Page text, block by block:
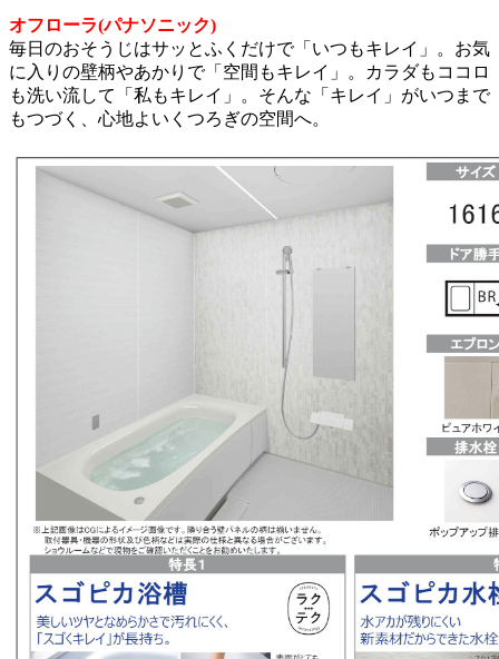
オフローラ(パナソニック)
毎日のおそうじはサッとふくだけで「いつもキレイ」。お気
に入りの壁柄やあかりで「空間もキレイ」。カラダもココロ
も洗い流して「私もキレイ」。そんな「キレイ」がいつまで
もつづく、心地よいくつろぎの空間へ。